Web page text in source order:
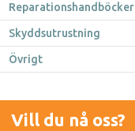
Reparationshandböcker
Skyddsutrustning
Övrigt
Vill du nå oss?